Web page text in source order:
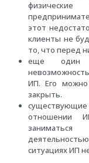
физические
этот
клиенты не
то, что перед
еще один
ИП. Его
закрыть.
существующие
отношении
ситуациях ИП